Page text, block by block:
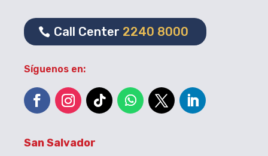
Call Center 2240 8000
Síguenos en:
San Salvador